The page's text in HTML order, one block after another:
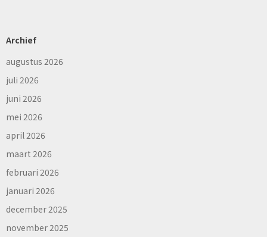
Archief
augustus 2026
juli 2026
juni 2026
mei 2026
april 2026
maart 2026
februari 2026
januari 2026
december 2025
november 2025